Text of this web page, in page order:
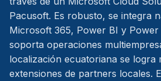
Pacusoft. Es robusto, se integra
Microsoft 365, Power BI y
soporta operaciones
localización ecuatoriana se logra
extensiones de partners locales.